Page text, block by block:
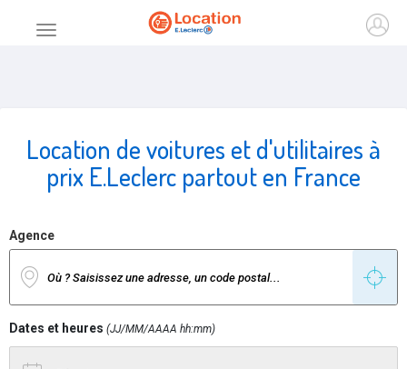
Menu principal
Accueil
Location de voitures et d'utilitaires à
prix E.Leclerc partout en France
Agence
Dates et heures (JJ/MM/AAAA hh:mm)